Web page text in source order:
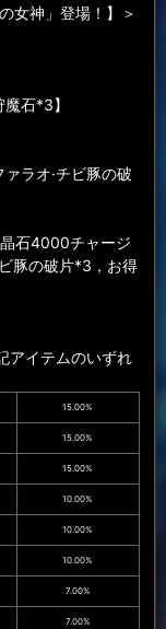
女神」登場！】＞
石*3】
ラオ·チビ豚の破
石4000チャージ
豚の破片*3，お得
アイテムのいずれ
15.00%
15.00%
15.00%
10.00%
10.00%
10.00%
7.00%
7.00%